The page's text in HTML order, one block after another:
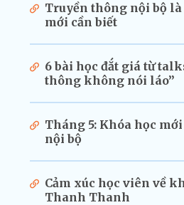
Truyền thông nội bộ là
mới cần biết
6 bài học đắt giá từ
thông không nói láo”
Tháng 5: Khóa học
nội bộ
Cảm xúc học viên về
Thanh Thanh